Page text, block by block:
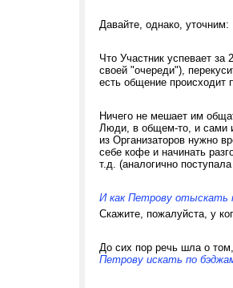
Давайте, однако, уточним:
Что Участник успевает
своей "очереди"),
есть общение
Ничего не мешает им
Люди, в общем-то, и сами
из Организаторов нужно
себе кофе и начинать
т.д. (аналогично
И как Петрову отыскать
Скажите, пожалуйста, у
До сих пор речь шла о
Петрову искать по